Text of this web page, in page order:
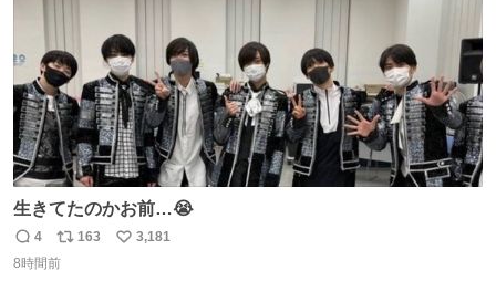
生きてたのかお前…😭
返
信
4
リ
ポ
163
い
3,181
8時間前